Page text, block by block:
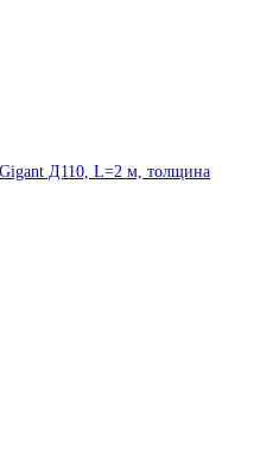
Д110, L=2 м, толщина